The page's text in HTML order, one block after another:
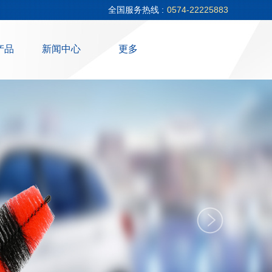
0574-22225883
全国服务热线 :
品 新闻中心 更多